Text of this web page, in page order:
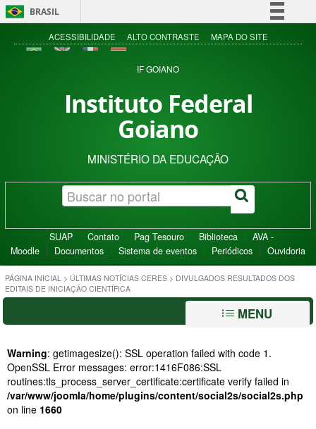
BRASIL
Simplifique!
Acesso à informação
ACESSIBILIDADE ALTO CONTRASTE MAPA DO SITE
IF GOIANO
Instituto Federal
Goiano
MINISTÉRIO DA EDUCAÇÃO
SUAP Contato Pag Tesouro Biblioteca
AVA -
Moodle
Documentos Sistema de eventos Periódicos Ouvidoria
PÁGINA INICIAL > ÚLTIMAS NOTÍCIAS CERES > DIVULGADOS RESULTADOS DOS
EDITAIS DE INICIAÇÃO CIENTÍFICA
MENU
Warning: getimagesize(): SSL operation failed with code 1.
OpenSSL Error messages: error:1416F086:SSL
routines:tls_process_server_certificate:certificate verify failed in
/var/www/joomla/home/plugins/content/social2s/social2s.php
on line 1660